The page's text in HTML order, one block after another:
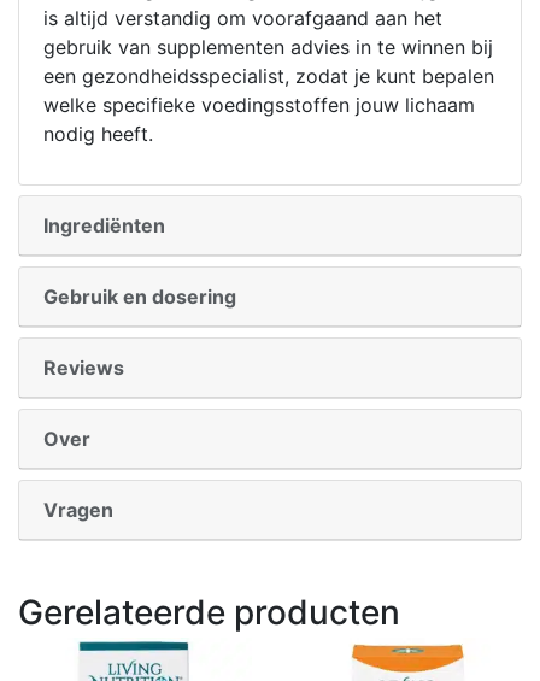
is altijd verstandig om voorafgaand aan het
gebruik van supplementen advies in te winnen bij
een gezondheidsspecialist, zodat je kunt bepalen
welke specifieke voedingsstoffen jouw lichaam
nodig heeft.
Ingrediënten
Gebruik en dosering
Reviews
Over
Vragen
Gerelateerde producten